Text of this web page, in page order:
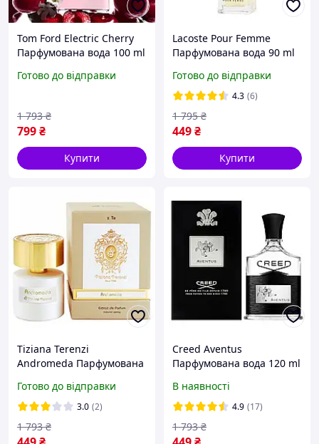
Tom Ford Electric Cherry
Парфумована вода 100 ml
Форд Електрик Черрі edp)
Готово до відправки
799₴
1 793 ₴
Купити
Lacoste Pour Femme
Парфумована вода 90 ml
Фемме)
Готово до відправки
4.3 (6)
449₴
1 795 ₴
Купити
Tiziana Terenzi
Andromeda Парфумована
Терензі Андромеда
Туалетна вода) АШ
Готово до відправки
3.0 (2)
1 793 ₴
Creed Aventus
Парфумована вода 120 ml
Aventus Creed)
В наявності
4.9 (17)
1 793 ₴